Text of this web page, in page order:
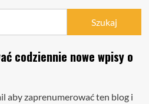
codziennie nowe wpisy o
aby zaprenumerować ten blog i